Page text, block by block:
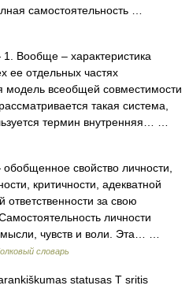
самостоятельность …
Вообще – характеристика
ее отдельных частях
модель всеобщей совместимости
такая система,
термин внутренняя… …
свойство личности,
критичности, адекватной
ответственности за свою
личности
мысли, чувств и воли. Эта… …
словарь
statusas T sritis